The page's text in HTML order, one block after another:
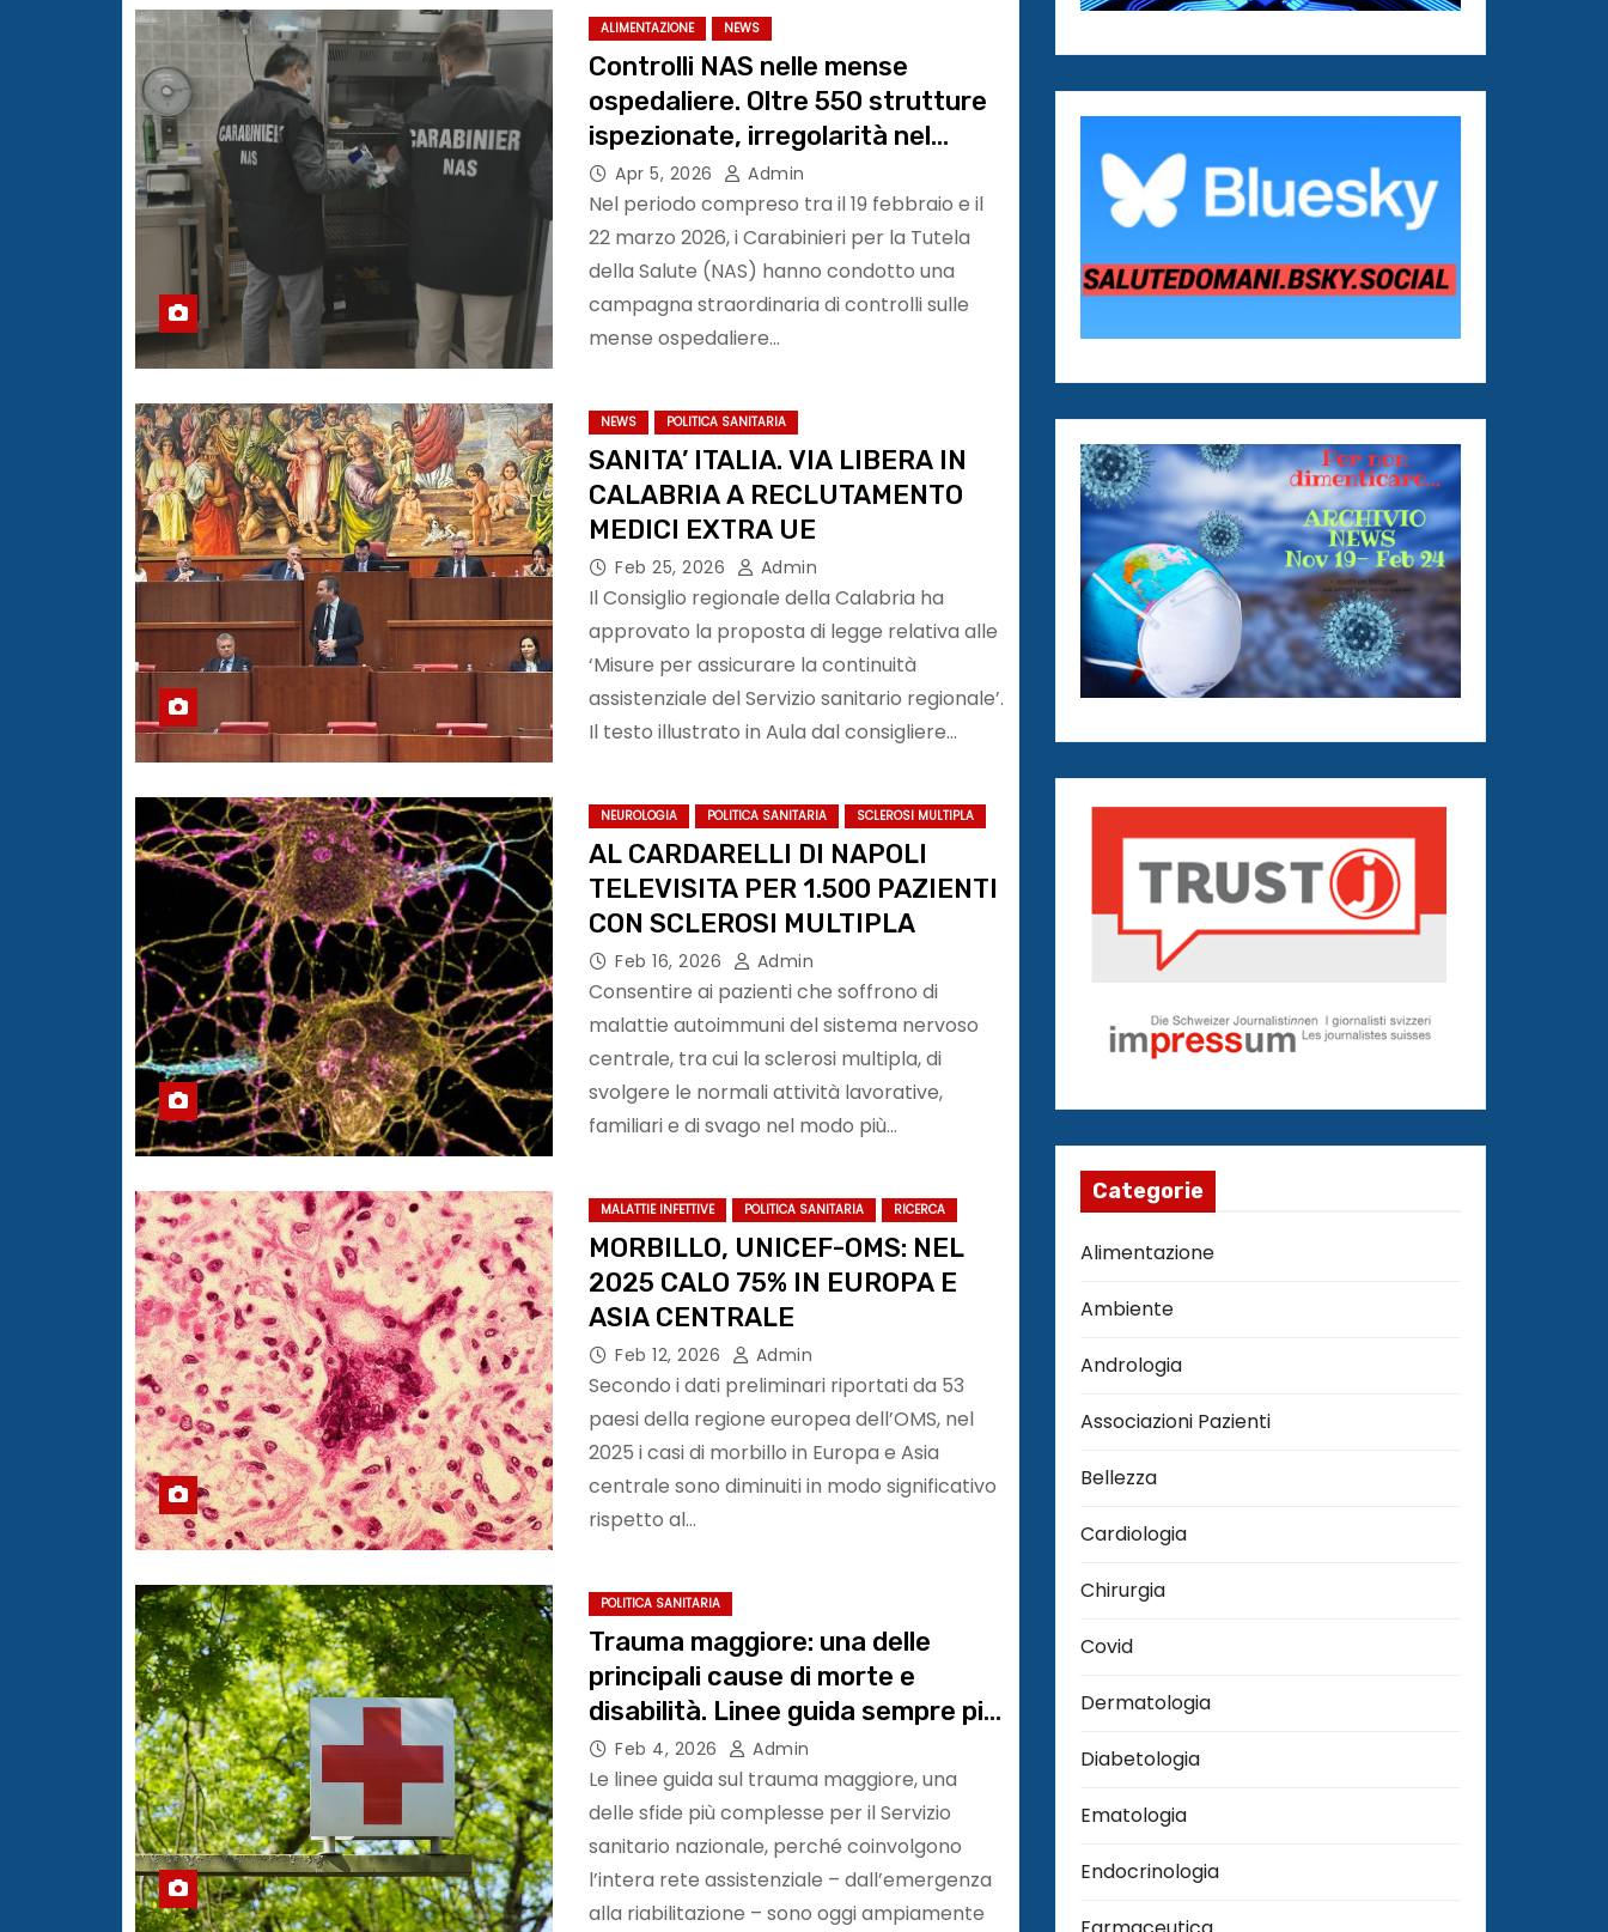
ALIMENTAZIONE NEWS
Controlli NAS nelle mense
ospedaliere. Oltre 550 strutture
ispezionate, irregolarità nel
42,7% dei casi
Apr 5, 2026 Admin
Nel periodo compreso tra il 19 febbraio e il
22 marzo 2026, i Carabinieri per la Tutela
della Salute (NAS) hanno condotto una
campagna straordinaria di controlli sulle
mense ospedaliere…
NEWS POLITICA SANITARIA
SANITA’ ITALIA. VIA LIBERA IN
CALABRIA A RECLUTAMENTO
MEDICI EXTRA UE
Feb 25, 2026 Admin
Il Consiglio regionale della Calabria ha
approvato la proposta di legge relativa alle
‘Misure per assicurare la continuità
assistenziale del Servizio sanitario regionale’.
Il testo illustrato in Aula dal consigliere…
NEUROLOGIA POLITICA SANITARIA SCLEROSI MULTIPLA
AL CARDARELLI DI NAPOLI
TELEVISITA PER 1.500 PAZIENTI
CON SCLEROSI MULTIPLA
Feb 16, 2026 Admin
Consentire ai pazienti che soffrono di
malattie autoimmuni del sistema nervoso
centrale, tra cui la sclerosi multipla, di
svolgere le normali attività lavorative,
familiari e di svago nel modo più…
MALATTIE INFETTIVE POLITICA SANITARIA RICERCA
MORBILLO, UNICEF-OMS: NEL
2025 CALO 75% IN EUROPA E
ASIA CENTRALE
Feb 12, 2026 Admin
Secondo i dati preliminari riportati da 53
paesi della regione europea dell’OMS, nel
2025 i casi di morbillo in Europa e Asia
centrale sono diminuiti in modo significativo
rispetto al…
POLITICA SANITARIA
Trauma maggiore: una delle
principali cause di morte e
disabilità. Linee guida sempre più
integrate nella pratica clinica
Feb 4, 2026 Admin
Le linee guida sul trauma maggiore, una
delle sfide più complesse per il Servizio
sanitario nazionale, perché coinvolgono
l’intera rete assistenziale – dall’emergenza
alla riabilitazione – sono oggi ampiamente
Categorie
Alimentazione
Ambiente
Andrologia
Associazioni Pazienti
Bellezza
Cardiologia
Chirurgia
Covid
Dermatologia
Diabetologia
Ematologia
Endocrinologia